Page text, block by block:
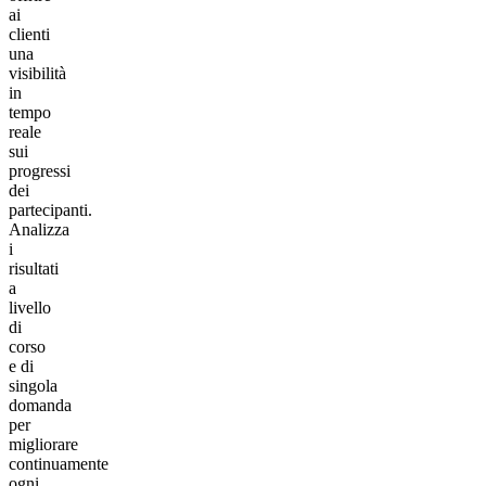
ai
clienti
una
visibilità
in
tempo
reale
sui
progressi
dei
partecipanti.
Analizza
i
risultati
a
livello
di
corso
e di
singola
domanda
per
migliorare
continuamente